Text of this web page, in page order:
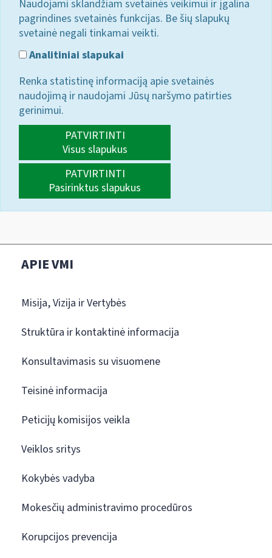
Naudojami sklandžiam svetainės veikimui ir įgalina
pagrindines svetainės funkcijas. Be šių slapukų
svetainė negali tinkamai veikti.
Analitiniai slapukai
Renka statistinę informaciją apie svetainės
naudojimą ir naudojami Jūsų naršymo patirties
gerinimui.
PATVIRTINTI
Visus slapukus
PATVIRTINTI
Pasirinktus slapukus
APIE VMI
Misija, Vizija ir Vertybės
Struktūra ir kontaktinė informacija
Konsultavimasis su visuomene
Teisinė informacija
Peticijų komisijos veikla
Veiklos sritys
Kokybės vadyba
Mokesčių administravimo procedūros
Korupcijos prevencija